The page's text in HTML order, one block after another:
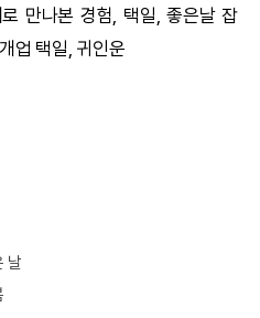
만나본 경험, 택일, 좋은날 잡
업 택일, 귀인운
날